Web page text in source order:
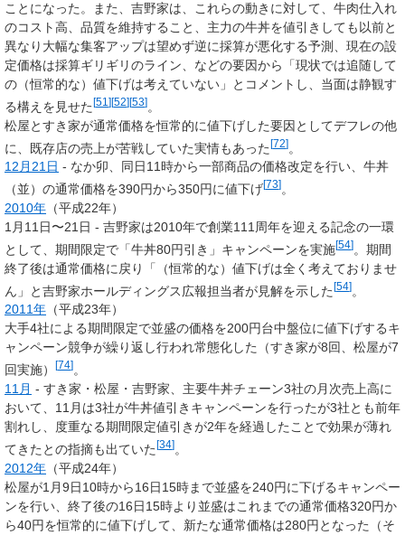
ことになった。また、吉野家は、これらの動きに対して、牛肉仕入れ
のコスト高、品質を維持すること、主力の牛丼を値引きしても以前と
異なり大幅な集客アップは望めず逆に採算が悪化する予測、現在の設
定価格は採算ギリギリのライン、などの要因から「現状では追随して
の（恒常的な）値下げは考えていない」とコメントし、当面は静観す
る構えを見せた [51 ][52][53] 。
松屋とすき家が通常価格を恒常的に値下げした要因としてデフレの他
に、既存店の売上が苦戦していた実情もあった[72]。
12月21日 - なか卯、同日11時から一部商品の価格改定を行い、牛丼
（並）の通常価格を390円から350円に値下げ[73] 。
2010年 （平成22年）
1月11日〜21日 - 吉野家は2010年で創業111周年を迎える記念の一環
として、期間限定で「牛丼80円引き」キャンペーンを実施[54] 。期間
終了後は通常価格に戻り「（恒常的な）値下げは全く考えておりませ
ん」と吉野家ホールディングス広報担当者が見解を示した[54]。
2011年 （平成23年）
大手4社による期間限定で並盛の価格を200円台中盤位に値下げするキ
ャンペーン競争が繰り返し行われ常態化した（すき家が8回、松屋が7
回実施）
[74] 。
11月 - すき家・松屋・吉野家、主要牛丼チェーン3社の月次売上高に
おいて、11月は3社が牛丼値引きキャンペーンを行ったが3社とも前年
割れし、度重なる期間限定値引きが2年を経過したことで効果が薄れ
てきたとの指摘も出ていた [34] 。
2012年 （平成24年）
松屋が1月9日10時から16日15時まで並盛を240円に下げるキャンペー
ンを行い、終了後の16日15時より並盛はこれまでの通常価格320円か
ら40円を恒常的に値下げして、新たな通常価格は280円となった（そ